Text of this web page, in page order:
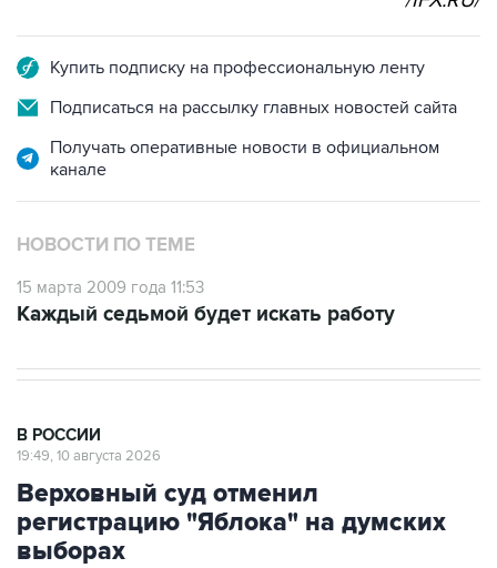
Купить подписку на профессиональную ленту
Подписаться на рассылку главных новостей сайта
Получать оперативные новости в официальном
канале
НОВОСТИ ПО ТЕМЕ
15 марта 2009 года 11:53
Каждый седьмой будет искать работу
В РОССИИ
19:49, 10 августа 2026
Верховный суд отменил
регистрацию "Яблока" на думских
выборах